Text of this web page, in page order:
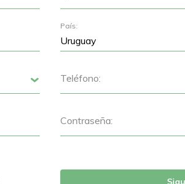
País:
Teléfono:
Contraseña: